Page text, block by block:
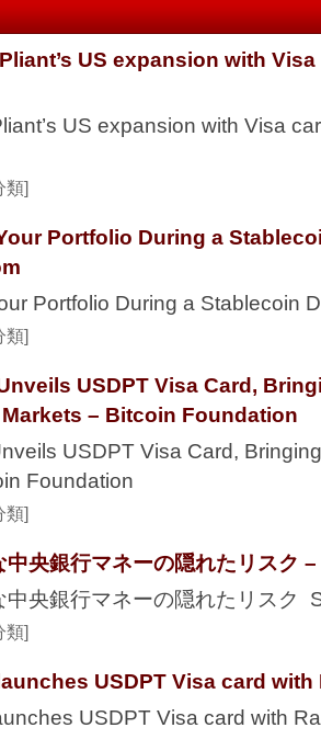
US expansion with
US expansion with Visa
類]
Portfolio During a
Portfolio During a Stablecoin
類]
USDPT Visa Card,
– Bitcoin Foundation
USDPT Visa Card,
Foundation
類]
中央銀行マネーの隠れたリスク
中央銀行マネーの隠れたリスク
類]
USDPT Visa card
USDPT Visa card with